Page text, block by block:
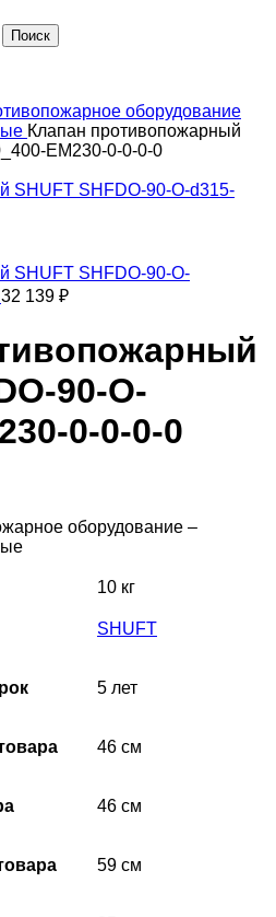
Поиск
оборудование
Клапан противопожарный
EM230-0-0-0-0
SHUFT SHFDO-90-O-d315-
SHUFT SHFDO-90-O-
32 139 ₽
90-O-
0-0-0-0
оборудование –
10 кг
SHUFT
5 лет
46 см
46 см
59 см